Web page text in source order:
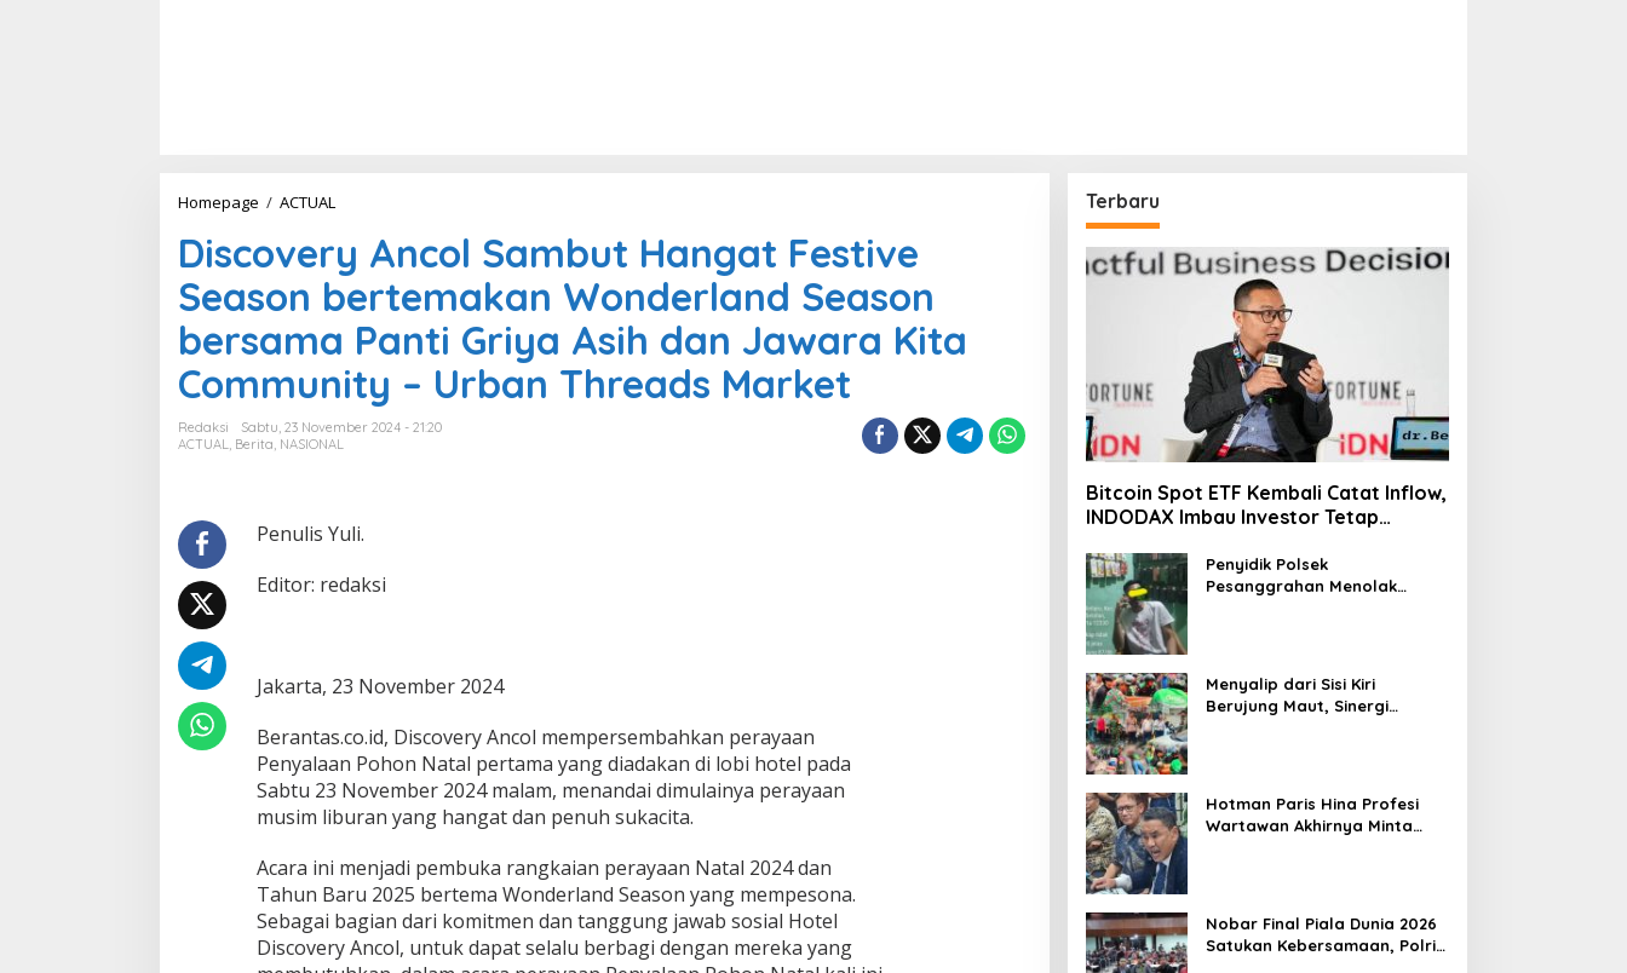
Homepage / ACTUAL
s
c
o
v
e
r
y
A
n
c
a
u
n
t
F
e
s
v
e
S
e
a
Discovery Ancol Sambut Hangat Festive
Season bertemakan Wonderland Season
bersama Panti Griya Asih dan Jawara Kita
Community – Urban Threads Market
Redaksi
Sabtu, 23 November 2024 - 21:20
ACTUAL, Berita, NASIONAL
Penulis Yuli.
Editor: redaksi
Jakarta, 23 November 2024
Berantas.co.id, Discovery Ancol mempersembahkan perayaan
Penyalaan Pohon Natal pertama yang diadakan di lobi hotel pada
Sabtu 23 November 2024 malam, menandai dimulainya perayaan
musim liburan yang hangat dan penuh sukacita.
Acara ini menjadi pembuka rangkaian perayaan Natal 2024 dan
Tahun Baru 2025 bertema Wonderland Season yang mempesona.
Sebagai bagian dari komitmen dan tanggung jawab sosial Hotel
Discovery Ancol, untuk dapat selalu berbagi dengan mereka yang
Terbaru
Bitcoin Spot ETF Kembali Catat Inflow,
INDODAX Imbau Investor Tetap
Penyidik Polsek
Pesanggrahan Menolak
Menyalip dari Sisi Kiri
Berujung Maut, Sinergi
Kecelakaan Lalu Lintas di
Kemanggisan
Hotman Paris Hina Profesi
Wartawan Akhirnya Minta
Nobar Final Piala Dunia 2026
Satukan Kebersamaan, Polri